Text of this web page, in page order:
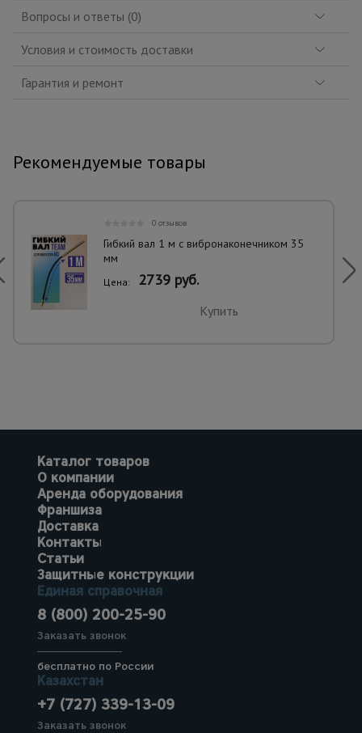
Вопросы и ответы (0)
Условия и стоимость доставки
Гарантия и ремонт
Рекомендуемые товары
0 отзывов
Гибкий вал 1 м с вибронаконечником 35
мм
Цена: 2739 руб.
Купить
Каталог товаров
О компании
Аренда оборудования
Франшиза
Доставка
Контакты
Статьи
Защитные конструкции
Единая справочная
8 (800) 200-25-90
Заказать звонок
бесплатно по России
Казахстан
+7 (727) 339-13-09
Заказать звонок